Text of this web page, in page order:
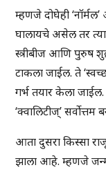
म्हणजे दोघेही
घालायचे असेल तर
स्त्रीबीज आणि पुरुष
टाकला जाईल. ते
गर्भ तयार केला जाईल.
‘क्वालिटीज्’
आता दुसरा किस्सा
झाला आहे. म्हणजे